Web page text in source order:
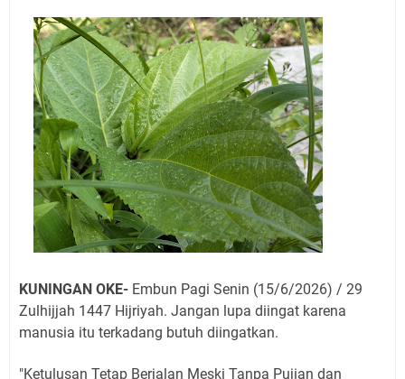
Agustus 2026, Daging Naik, Telur Turun
Agenda Kegiatan Bupati Kuningan Jumat 7 Agustus
2026 Ada Tiga, Tapi yang Bakal Dihadiri Hanya Satu
Ini Empat Lokasi Samsat Keliling Kuningan Jumat 7
Agustus 2026
KUNINGAN OKE- Embun Pagi Senin (15/6/2026) / 29
Zulhijjah 1447 Hijriyah. Jangan lupa diingat karena
manusia itu terkadang butuh diingatkan.
"Ketulusan Tetap Berjalan Meski Tanpa Pujian dan